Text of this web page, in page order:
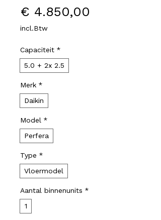
€ 4.850,00
incl.Btw
Capaciteit *
5.0 + 2x 2.5
Merk *
Daikin
Model *
Perfera
Type *
Vloermodel
Aantal binnenunits *
1